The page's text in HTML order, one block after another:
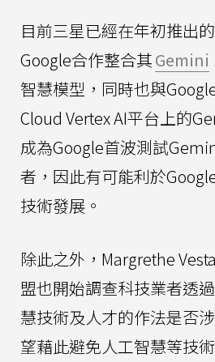
目前三星已經在年初推出
Google合作整合其Gemini
智慧模型，同時也與
Cloud Vertex AI平台上的
成為Google首波測試
者，因此有可能利於
技術發展。
除此之外，Margrethe
盟也開始調查科技業者透
慧技術及人才的作法是否
望藉此避免人工智慧等技